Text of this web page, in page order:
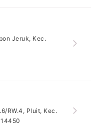
Jeruk, Kec.
RW.4, Pluit, Kec.